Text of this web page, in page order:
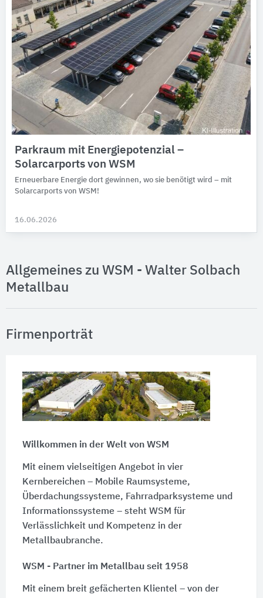
Parkraum mit Energiepotenzial –
Solarcarports von WSM
Erneuerbare Energie dort gewinnen, wo sie benötigt wird – mit
Solarcarports von WSM!
16.06.2026
Allgemeines zu WSM - Walter Solbach
Metallbau
Firmenporträt
Willkommen in der Welt von WSM
Mit einem vielseitigen Angebot in vier
Kernbereichen – Mobile Raumsysteme,
Überdachungssysteme, Fahrradparksysteme und
Informationssysteme – steht WSM für
Verlässlichkeit und Kompetenz in der
Metallbaubranche.
WSM - Partner im Metallbau seit 1958
Mit einem breit gefächerten Klientel – von der